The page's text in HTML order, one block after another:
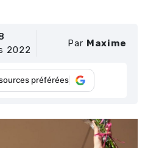
2022
Par Maxime
préférées